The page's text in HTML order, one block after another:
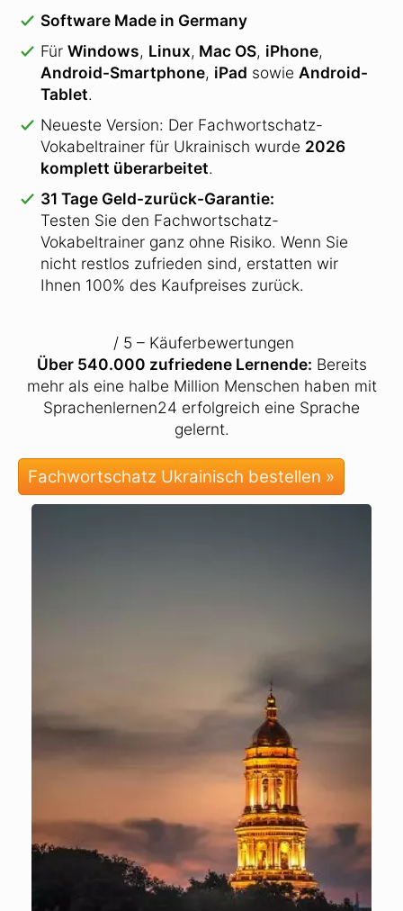
Software Made in Germany
Für Windows, Linux, Mac OS, iPhone,
Android-Smartphone, iPad sowie Android-
Tablet.
Neueste Version: Der Fachwortschatz-
Vokabeltrainer für Ukrainisch wurde 2026
komplett überarbeitet.
31 Tage Geld-zurück-Garantie:
Testen Sie den Fachwortschatz-
Vokabeltrainer ganz ohne Risiko. Wenn Sie
nicht restlos zufrieden sind, erstatten wir
Ihnen 100% des Kaufpreises zurück.
/ 5 – Käuferbewertungen
Über 540.000 zufriedene Lernende: Bereits
mehr als eine halbe Million Menschen haben mit
Sprachenlernen24 erfolgreich eine Sprache
gelernt.
Fachwortschatz Ukrainisch bestellen »